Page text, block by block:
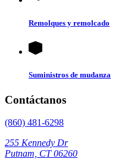
Remolques y remolcado
Suministros de mudanza
Contáctanos
(860) 481-6298
255 Kennedy Dr
Putnam, CT 06260